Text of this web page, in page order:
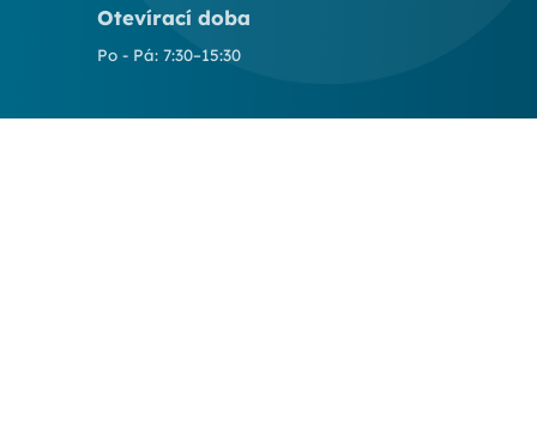
Otevírací doba
Po - Pá: 7:30–15:30